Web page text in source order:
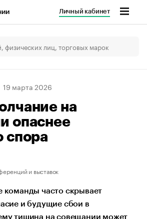
Личный кабинет
19 марта 2026
на
опаснее
спора
и выставок
команды часто скрывает
и будущие сбои в
тишина на совещании может